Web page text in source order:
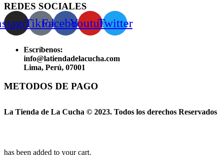
REDES SOCIALES
TiktokFacebookYoutubeTwitter
Escríbenos:
info@latiendadelacucha.com
Lima, Perú, 07001
METODOS DE PAGO
La Tienda de La Cucha © 2023. Todos los derechos Reservados
has been added to your cart.